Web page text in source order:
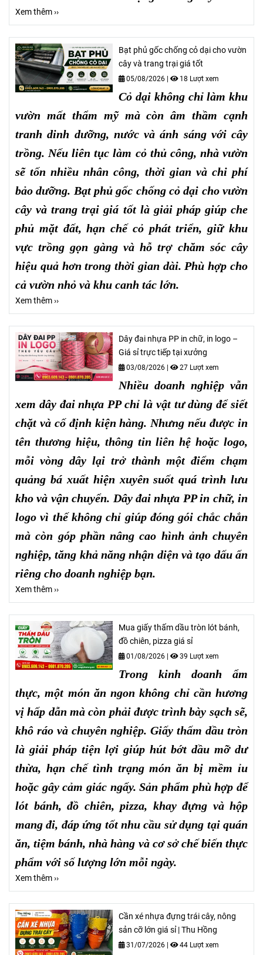
Xem thêm ››
Bạt phủ gốc chống cỏ dại cho vườn
cây và trang trại giá tốt
05/08/2026 | 18 Lượt xem
Cỏ dại không chỉ làm khu
vườn mất thẩm mỹ mà còn âm thầm cạnh
tranh dinh dưỡng, nước và ánh sáng với cây
trồng. Nếu liên tục làm cỏ thủ công, nhà vườn
sẽ tốn nhiều nhân công, thời gian và chi phí
bảo dưỡng. Bạt phủ gốc chống cỏ dại cho vườn
cây và trang trại giá tốt là giải pháp giúp che
phủ mặt đất, hạn chế cỏ phát triển, giữ khu
vực trồng gọn gàng và hỗ trợ chăm sóc cây
hiệu quả hơn trong thời gian dài. Phù hợp cho
cả vườn nhỏ và khu canh tác lớn.
Xem thêm ››
Dây đai nhựa PP in chữ, in logo –
Giá sỉ trực tiếp tại xưởng
03/08/2026 | 27 Lượt xem
Nhiều doanh nghiệp vẫn
xem dây đai nhựa PP chỉ là vật tư dùng để siết
chặt và cố định kiện hàng. Nhưng nếu được in
tên thương hiệu, thông tin liên hệ hoặc logo,
mỗi vòng dây lại trở thành một điểm chạm
quảng bá xuất hiện xuyên suốt quá trình lưu
kho và vận chuyển. Dây đai nhựa PP in chữ, in
logo vì thế không chỉ giúp đóng gói chắc chắn
mà còn góp phần nâng cao hình ảnh chuyên
nghiệp, tăng khả năng nhận diện và tạo dấu ấn
riêng cho doanh nghiệp bạn.
Xem thêm ››
Mua giấy thấm dầu tròn lót bánh,
đồ chiên, pizza giá sỉ
01/08/2026 | 39 Lượt xem
Trong kinh doanh ẩm
thực, một món ăn ngon không chỉ cần hương
vị hấp dẫn mà còn phải được trình bày sạch sẽ,
khô ráo và chuyên nghiệp. Giấy thấm dầu tròn
là giải pháp tiện lợi giúp hút bớt dầu mỡ dư
thừa, hạn chế tình trạng món ăn bị mềm ỉu
hoặc gây cảm giác ngấy. Sản phẩm phù hợp để
lót bánh, đồ chiên, pizza, khay đựng và hộp
mang đi, đáp ứng tốt nhu cầu sử dụng tại quán
ăn, tiệm bánh, nhà hàng và cơ sở chế biến thực
phẩm với số lượng lớn mỗi ngày.
Xem thêm ››
Cần xé nhựa đựng trái cây, nông
sản cỡ lớn giá sỉ | Thu Hồng
31/07/2026 | 44 Lượt xem